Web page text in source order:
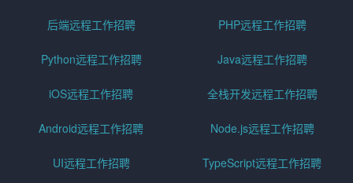
后端远程工作招聘 PHP远程工作招聘
Python远程工作招聘 Java远程工作招聘
iOS远程工作招聘 全栈开发远程工作招聘
Android远程工作招聘 Node.js远程工作招聘
UI远程工作招聘 TypeScript远程工作招聘